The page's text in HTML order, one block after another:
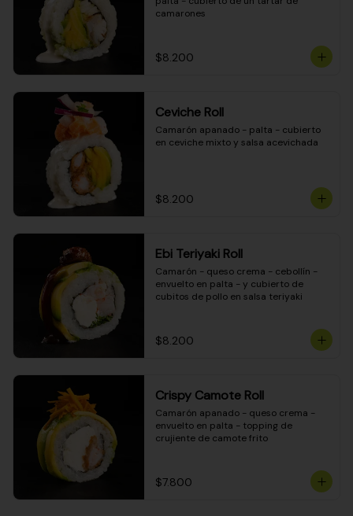
camarones
$8.200
Ceviche Roll
Camarón apanado - palta - cubierto
en ceviche mixto y salsa acevichada
$8.200
Ebi Teriyaki Roll
Camarón - queso crema - cebollín -
envuelto en palta - y cubierto de
cubitos de pollo en salsa teriyaki
$8.200
Crispy Camote Roll
Camarón apanado - queso crema -
envuelto en palta - topping de
crujiente de camote frito
$7.800